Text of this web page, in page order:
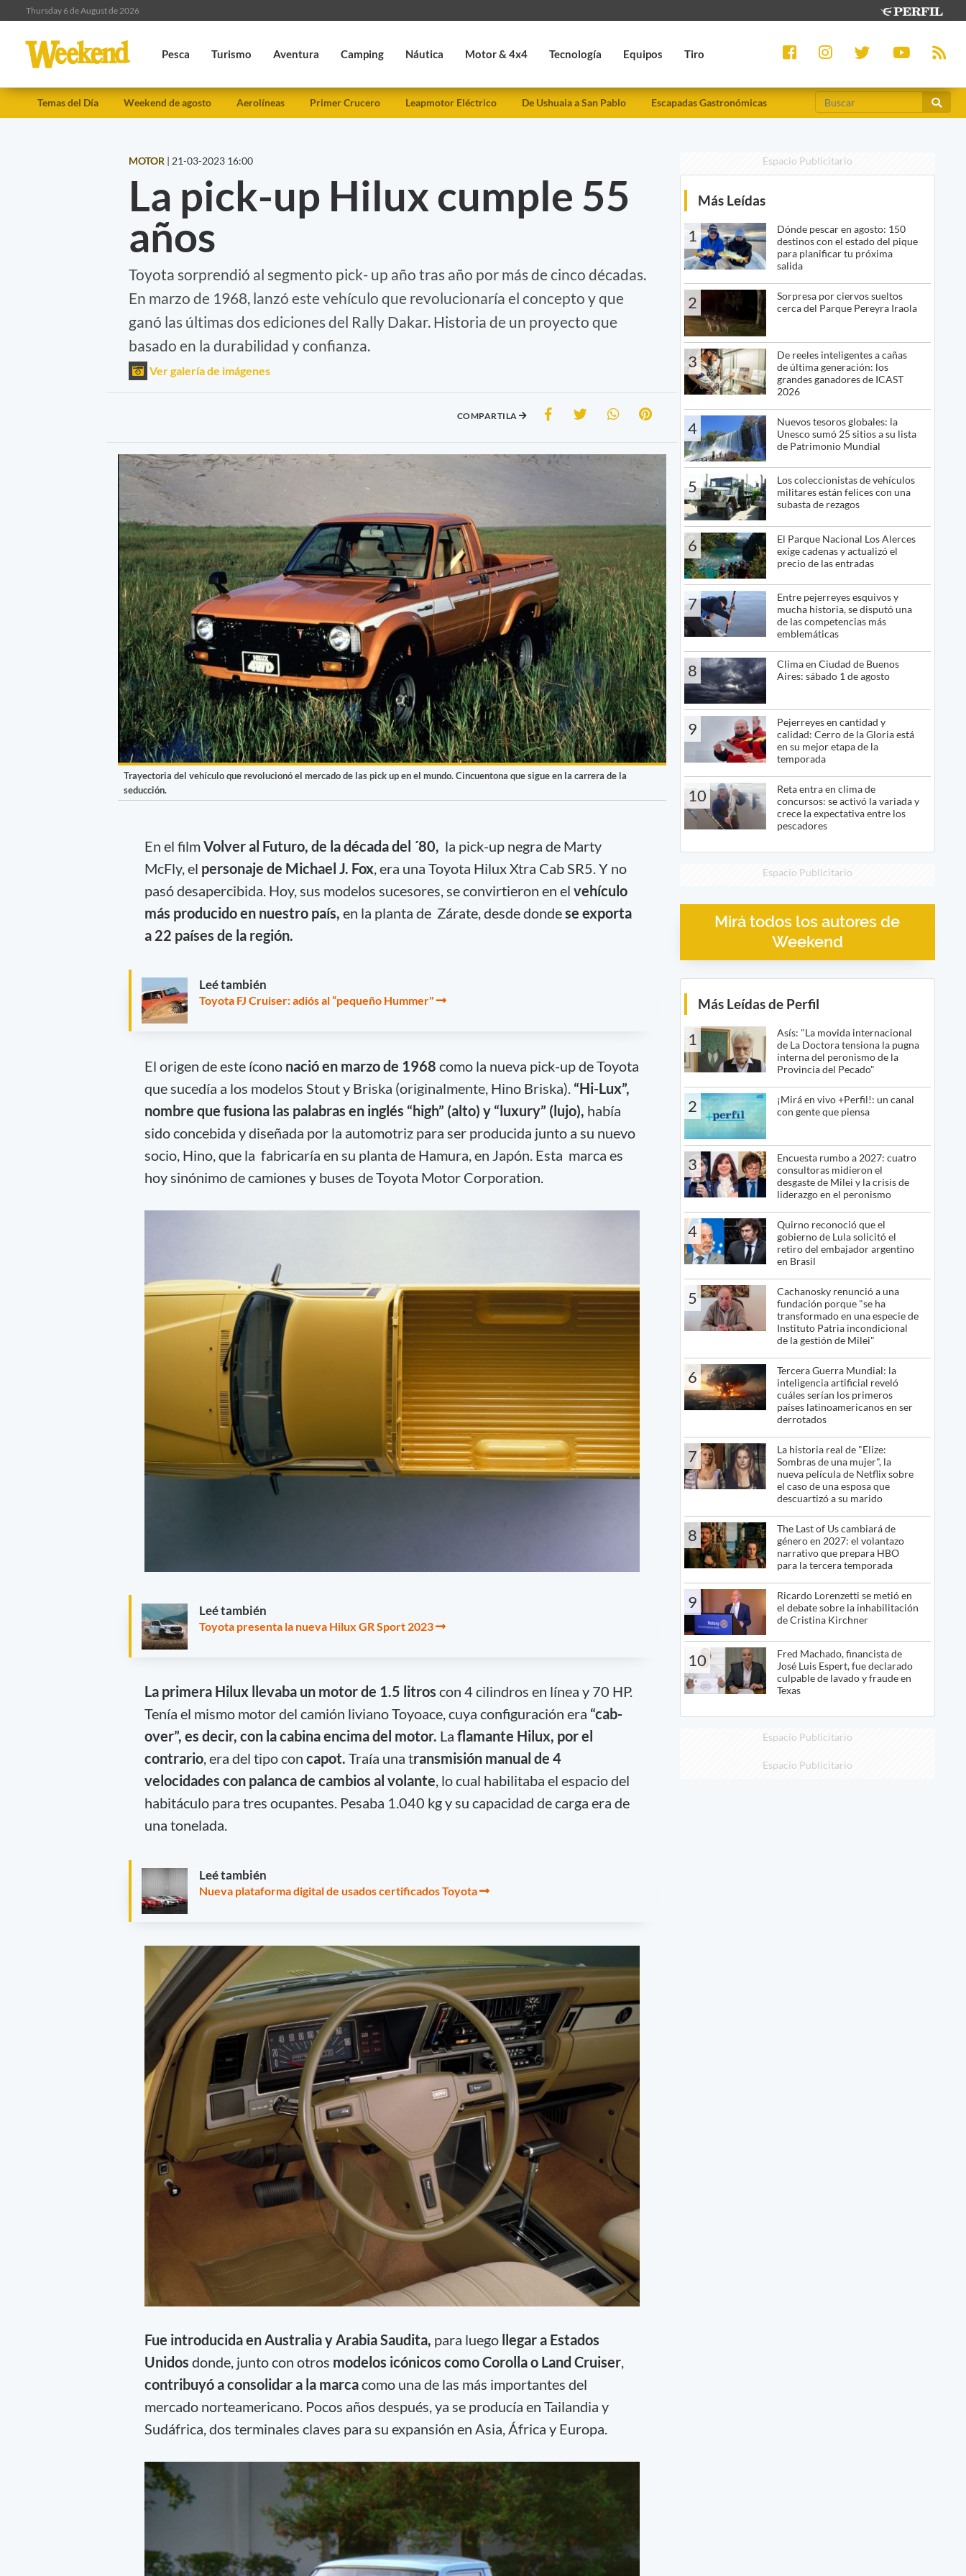
Thursday 6 de August de 2026
Pesca Turismo Aventura Camping Náutica Motor & 4x4 Tecnología Equipos Tiro
Temas del Día Weekend de agosto Aerolíneas Primer Crucero Leapmotor Eléctrico De Ushuaia a San Pablo Escapadas Gastronómicas
MOTOR | 21-03-2023 16:00
La pick-up Hilux cumple 55
años
Toyota sorprendió al segmento pick- up año tras año por más de cinco décadas.
En marzo de 1968, lanzó este vehículo que revolucionaría el concepto y que
ganó las últimas dos ediciones del Rally Dakar. Historia de un proyecto que
basado en la durabilidad y confianza.
Ver galería de imágenes
COMPARTILA
Trayectoria del vehículo que revolucionó el mercado de las pick up en el mundo. Cincuentona que sigue en la carrera de la
seducción.
En el filmVolver al Futuro, de la década del ´80, la pick-up negra de Marty
McFly, el personaje de Michael J. Fox, era una Toyota Hilux Xtra Cab SR5. Y no
pasó desapercibida. Hoy, sus modelos sucesores, se convirtieron en el vehículo
más producido en nuestro país, en la planta de Zárate, desde dondese exporta
a 22 países de la región.
Leé también
Toyota FJ Cruiser: adiós al “pequeño Hummer"
El origen de este ícono nació en marzo de 1968 como la nueva pick-up de Toyota
que sucedía a los modelos Stout y Briska (originalmente, Hino Briska). “Hi-Lux”,
nombre que fusiona las palabras en inglés “high” (alto) y “luxury” (lujo), había
sido concebida y diseñada por la automotriz para ser producida junto a su nuevo
socio, Hino, que la fabricaría en su planta de Hamura, en Japón. Esta marca es
hoy sinónimo de camiones y buses de Toyota Motor Corporation.
Leé también
Toyota presenta la nueva Hilux GR Sport 2023
La primera Hilux llevaba un motor de 1.5 litros con 4 cilindros en línea y 70 HP.
Tenía el mismo motor del camión liviano Toyoace, cuya configuración era “cab-
over”, es decir, con la cabina encima del motor. La flamante Hilux, por el
contrario, era del tipo con capot. Traía una transmisión manual de 4
velocidades con palanca de cambios al volante, lo cual habilitaba el espacio del
habitáculo para tres ocupantes. Pesaba 1.040 kg y su capacidad de carga era de
una tonelada.
Leé también
Nueva plataforma digital de usados certificados Toyota
Fue introducida en Australia y Arabia Saudita, para luego llegar a Estados
Unidos donde, junto con otros modelos icónicos como Corolla o Land Cruiser,
contribuyó a consolidar a la marcacomo una de las más importantes del
mercado norteamericano. Pocos años después, ya se producía en Tailandia y
Sudáfrica, dos terminales claves para su expansión en Asia, África y Europa.
Espacio Publicitario
Más Leídas
1
Dónde pescar en agosto: 150
destinos con el estado del pique
para planificar tu próxima
salida
2
Sorpresa por ciervos sueltos
cerca del Parque Pereyra Iraola
3
De reeles inteligentes a cañas
de última generación: los
grandes ganadores de ICAST
2026
4
Nuevos tesoros globales: la
Unesco sumó 25 sitios a su lista
de Patrimonio Mundial
5
Los coleccionistas de vehículos
militares están felices con una
subasta de rezagos
6
El Parque Nacional Los Alerces
exige cadenas y actualizó el
precio de las entradas
7
Entre pejerreyes esquivos y
mucha historia, se disputó una
de las competencias más
emblemáticas
8
Clima en Ciudad de Buenos
Aires: sábado 1 de agosto
9
Pejerreyes en cantidad y
calidad: Cerro de la Gloria está
en su mejor etapa de la
temporada
10
Reta entra en clima de
concursos: se activó la variada y
crece la expectativa entre los
pescadores
Espacio Publicitario
Mirá todos los autores de
Weekend
Más Leídas de Perfil
1
Asís: "La movida internacional
de La Doctora tensiona la pugna
interna del peronismo de la
Provincia del Pecado"
2
¡Mirá en vivo +Perfil!: un canal
con gente que piensa
3
Encuesta rumbo a 2027: cuatro
consultoras midieron el
desgaste de Milei y la crisis de
liderazgo en el peronismo
4
Quirno reconoció que el
gobierno de Lula solicitó el
retiro del embajador argentino
en Brasil
5
Cachanosky renunció a una
fundación porque "se ha
transformado en una especie de
Instituto Patria incondicional
de la gestión de Milei"
6
Tercera Guerra Mundial: la
inteligencia artificial reveló
cuáles serían los primeros
países latinoamericanos en ser
derrotados
7
La historia real de "Elize:
Sombras de una mujer", la
nueva película de Netflix sobre
el caso de una esposa que
descuartizó a su marido
8
The Last of Us cambiará de
género en 2027: el volantazo
narrativo que prepara HBO
para la tercera temporada
9
Ricardo Lorenzetti se metió en
el debate sobre la inhabilitación
de Cristina Kirchner
10
Fred Machado, financista de
José Luis Espert, fue declarado
culpable de lavado y fraude en
Texas
Espacio Publicitario
Espacio Publicitario